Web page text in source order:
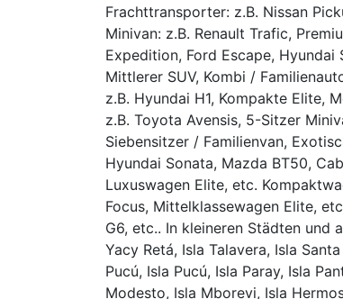
Frachttransporter: z.B. Nissan
Minivan: z.B. Renault Trafic,
Expedition, Ford Escape, Hyundai
Mittlerer SUV, Kombi /
z.B. Hyundai H1, Kompakte Elite,
z.B. Toyota Avensis, 5-Sitzer
Siebensitzer / Familienvan,
Hyundai Sonata, Mazda BT50,
Luxuswagen Elite, etc.
Focus, Mittelklassewagen Elite,
G6, etc.. In kleineren Städten und
Yacy Retá, Isla Talavera, Isla
Pucú, Isla Pucú, Isla Paray, Isla
Modesto, Isla Mborevi, Isla